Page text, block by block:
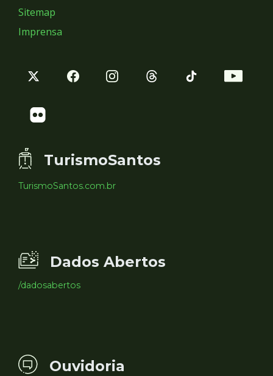
Sitemap
Imprensa
TurismoSantos
TurismoSantos.com.br
Dados Abertos
/dadosabertos
Ouvidoria